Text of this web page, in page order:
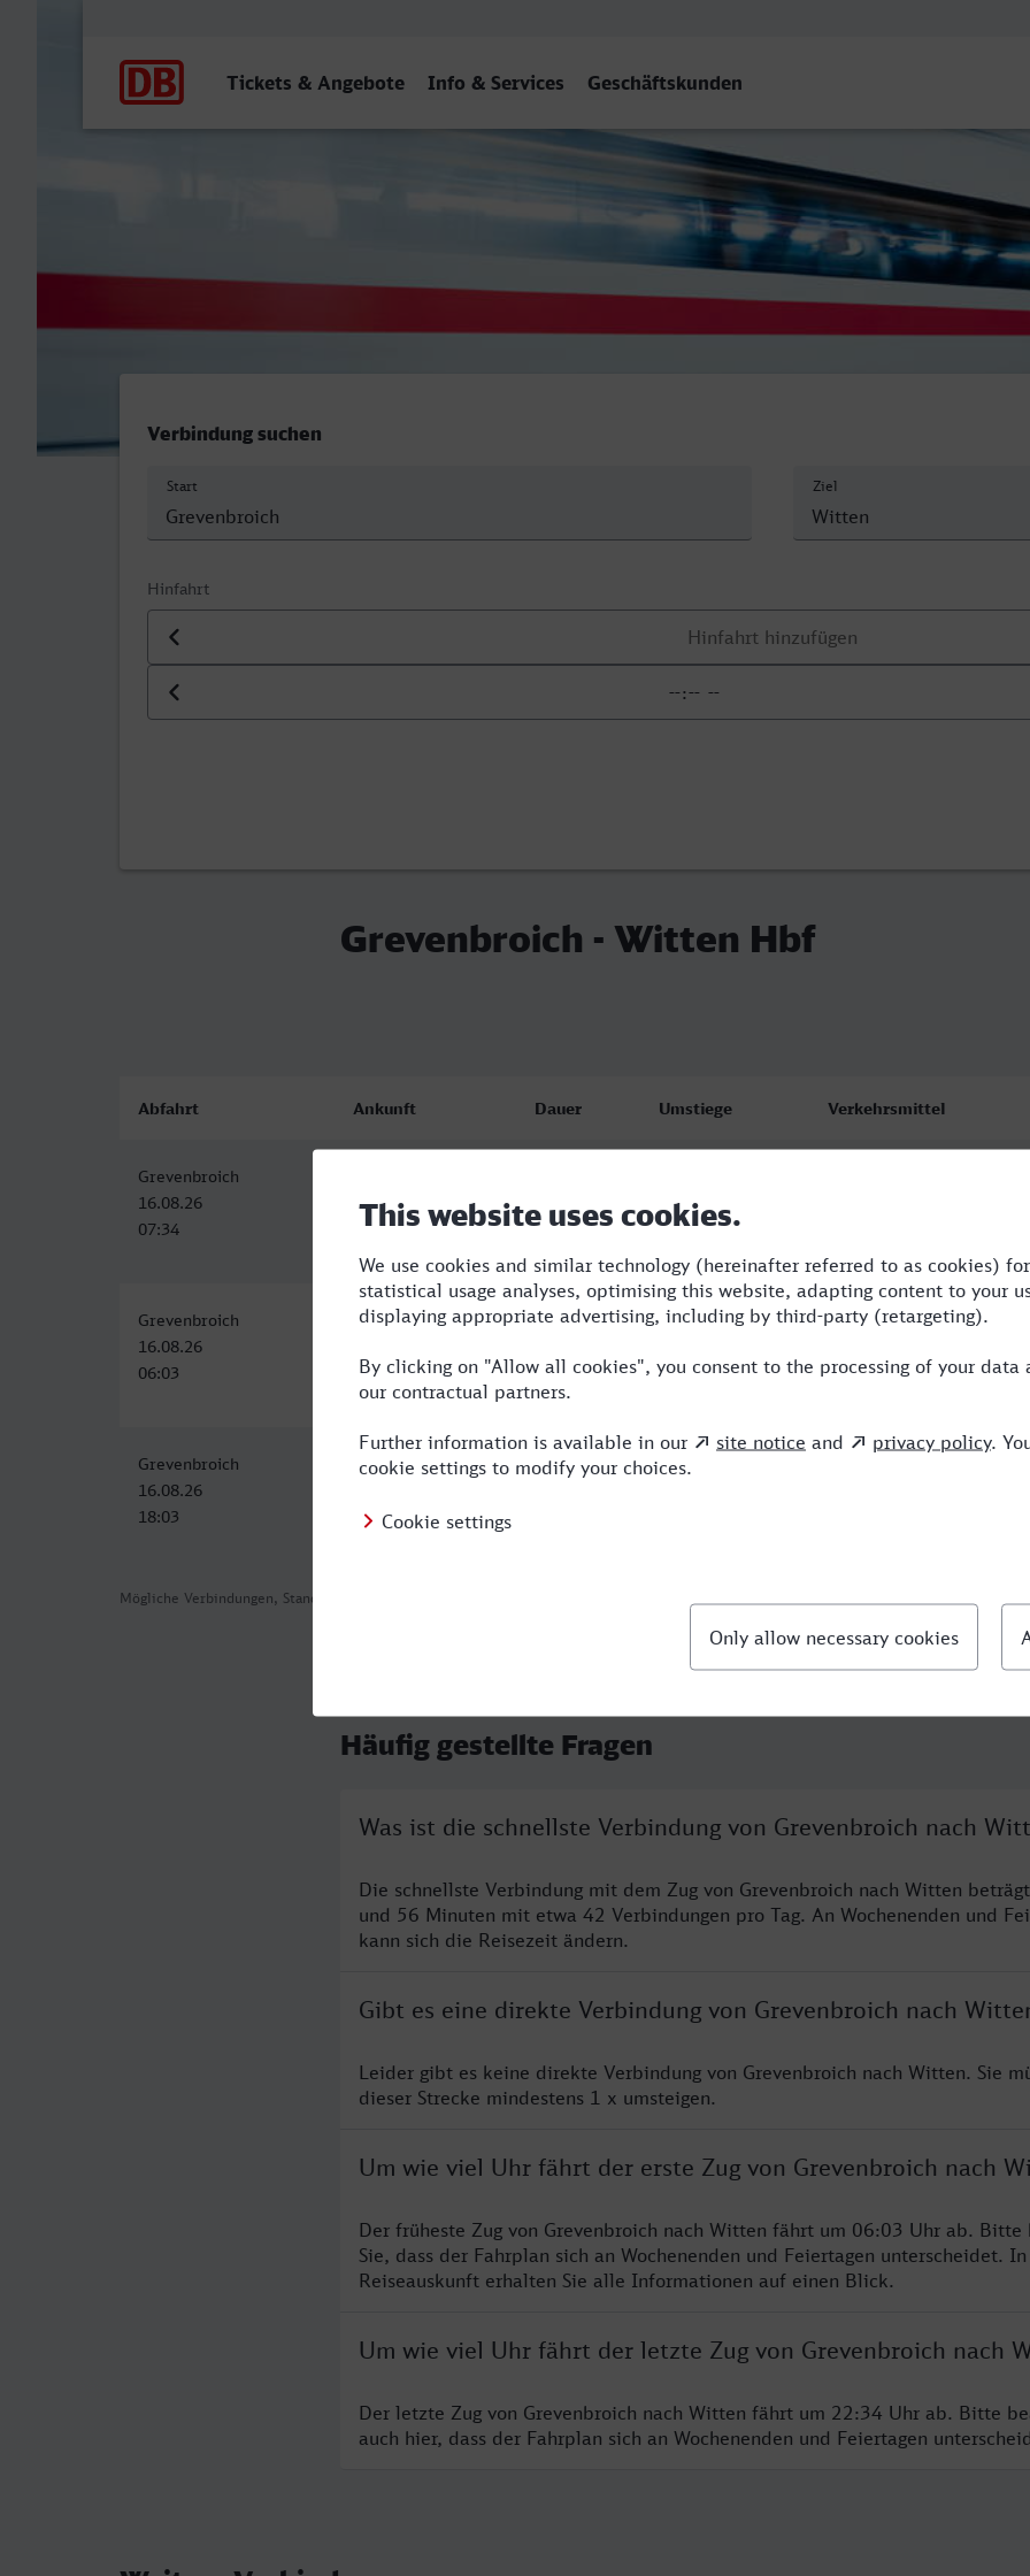
Tickets & Angebote Info & Services Geschäftskunden
Verbindung suchen
Start Ziel
Hinfahrt
Datum der Hinfahrt
Uhrzeit der Hinfahrt
Grevenbroich - Witten Hbf
Mögliche Verbindungen, Stand: 2026-08-02 04:35
Abfahrt Ankunft Dauer Umstiege Verkehrsmittel
Grevenbroich
16.08.26
07:34
16.08.26
09:30
Grevenbroich
16.08.26
06:03
Witten Hbf
08:30
2:27 2 RB,ICE
Grevenbroich
16.08.26
18:03
Witten Hbf
20:00
1:57 2
Häufig gestellte Fragen
Was ist die schnellste Verbindung von Grevenbroich nach
Die schnellste Verbindung mit dem Zug von Grevenbroich nach Witten
und 56 Minuten mit etwa 42 Verbindungen pro Tag. An Wochenenden und
kann sich die Reisezeit ändern.
Gibt es eine direkte Verbindung von Grevenbroich nach
Leider gibt es keine direkte Verbindung von Grevenbroich nach Witten. Sie
dieser Strecke mindestens 1 x umsteigen.
Um wie viel Uhr fährt der erste Zug von Grevenbroich nach
Der früheste Zug von Grevenbroich nach Witten fährt um 06:03 Uhr ab. Bitte
Sie, dass der Fahrplan sich an Wochenenden und Feiertagen unterscheidet.
Reiseauskunft erhalten Sie alle Informationen auf einen Blick.
Um wie viel Uhr fährt der letzte Zug von Grevenbroich nach
Der letzte Zug von Grevenbroich nach Witten fährt um 22:34 Uhr ab. Bitte
auch hier, dass der Fahrplan sich an Wochenenden und Feiertagen